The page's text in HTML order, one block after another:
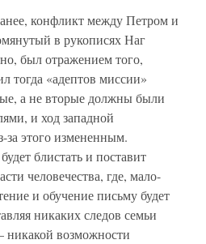
конфликт между Петром и
в рукописях Наг
был отражением того,
тогда «адептов миссии»
а не вторые должны были
и ход западной
за этого измененным.
блистать и поставит
человечества, где, мало-
и обучение письму будет
никаких следов семьи
никакой возможности